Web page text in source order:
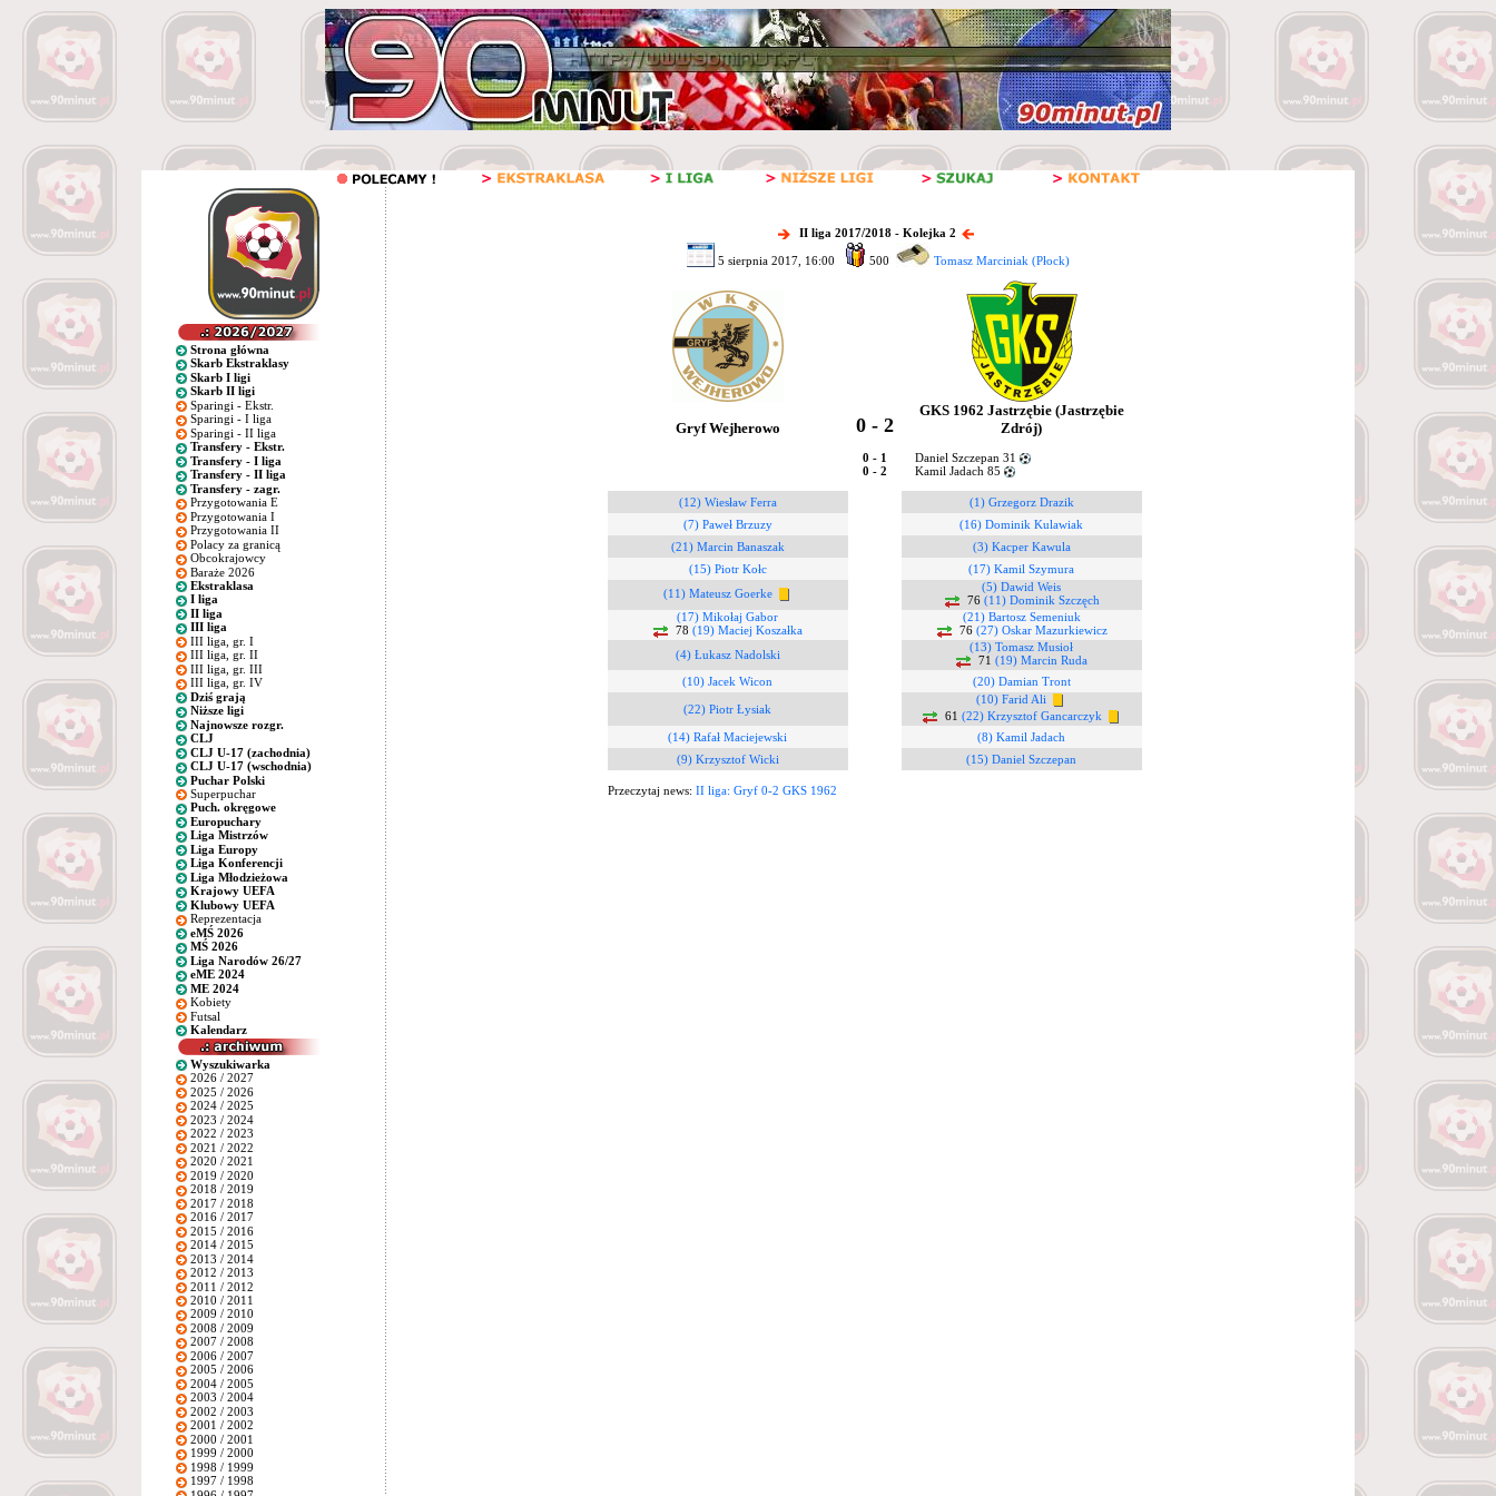
Strona główna
Skarb Ekstraklasy
Skarb I ligi
Skarb II ligi
Sparingi - Ekstr.
Sparingi - I liga
Sparingi - II liga
Transfery - Ekstr.
Transfery - I liga
Transfery - II liga
Transfery - zagr.
Przygotowania E
Przygotowania I
Przygotowania II
Polacy za granicą
Obcokrajowcy
Baraże 2026
Ekstraklasa
I liga
II liga
III liga
III liga, gr. I
III liga, gr. II
III liga, gr. III
III liga, gr. IV
Dziś grają
Niższe ligi
Najnowsze rozgr.
CLJ
CLJ U-17 (zachodnia)
CLJ U-17 (wschodnia)
Puchar Polski
Superpuchar
Puch. okręgowe
Europuchary
Liga Mistrzów
Liga Europy
Liga Konferencji
Liga Młodzieżowa
Krajowy UEFA
Klubowy UEFA
Reprezentacja
eMŚ 2026
MŚ 2026
Liga Narodów 26/27
eME 2024
ME 2024
Kobiety
Futsal
Kalendarz
Wyszukiwarka
2026 / 2027
2025 / 2026
2024 / 2025
2023 / 2024
2022 / 2023
2021 / 2022
2020 / 2021
2019 / 2020
2018 / 2019
2017 / 2018
2016 / 2017
2015 / 2016
2014 / 2015
2013 / 2014
2012 / 2013
2011 / 2012
2010 / 2011
2009 / 2010
2008 / 2009
2007 / 2008
2006 / 2007
2005 / 2006
2004 / 2005
2003 / 2004
2002 / 2003
2001 / 2002
2000 / 2001
1999 / 2000
1998 / 1999
1997 / 1998
II liga 2017/2018 - Kolejka 2
5 sierpnia 2017, 16:00 500 Tomasz Marciniak (Płock)
Gryf Wejherowo 0 - 2
GKS 1962 Jastrzębie (Jastrzębie
Zdrój)
0 - 1
Daniel Szczepan 31
0 - 2
Kamil Jadach 85
(12) Wiesław Ferra
(1) Grzegorz Drazik
(7) Paweł Brzuzy
(16) Dominik Kulawiak
(21) Marcin Banaszak
(3) Kacper Kawula
(15) Piotr Kołc
(17) Kamil Szymura
(11) Mateusz Goerke
(5) Dawid Weis
76 (11) Dominik Szczęch
(17) Mikołaj Gabor
78 (19) Maciej Koszałka
(21) Bartosz Semeniuk
76 (27) Oskar Mazurkiewicz
(4) Łukasz Nadolski
(13) Tomasz Musioł
71 (19) Marcin Ruda
(10) Jacek Wicon
(20) Damian Tront
(22) Piotr Łysiak
(10) Farid Ali
61 (22) Krzysztof Gancarczyk
(14) Rafał Maciejewski
(8) Kamil Jadach
(9) Krzysztof Wicki
(15) Daniel Szczepan
Przeczytaj news: II liga: Gryf 0-2 GKS 1962